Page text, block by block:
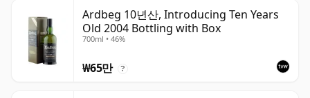
Ardbeg 10년산, Introducing Ten Years
Old 2004 Bottling with Box
700ml • 46%
₩65만 ?